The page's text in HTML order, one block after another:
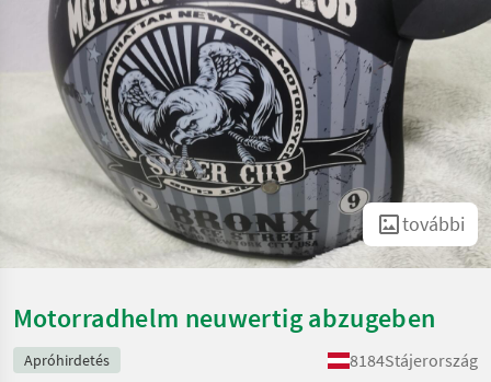
további
Motorradhelm neuwertig abzugeben
Apróhirdetés 8184Stájerország